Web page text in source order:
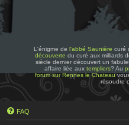
L'énigme de l'abbé Saunière curé
découverte du curé aux milliards
siècle dernier découvert un
affaire liée aux templiers? Au
forum sur Rennes le Chateau
résoudre
FAQ